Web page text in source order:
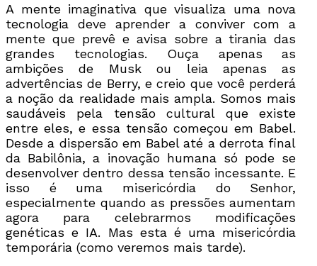
A mente imaginativa que visualiza uma nova
tecnologia deve aprender a conviver com a
mente que prevê e avisa sobre a tirania das
grandes tecnologias. Ouça apenas as
ambições de Musk ou leia apenas as
advertências de Berry, e creio que você perderá
a noção da realidade mais ampla. Somos mais
saudáveis pela tensão cultural que existe
entre eles, e essa tensão começou em Babel.
Desde a dispersão em Babel até a derrota final
da Babilônia, a inovação humana só pode se
desenvolver dentro dessa tensão incessante. E
isso é uma misericórdia do Senhor,
especialmente quando as pressões aumentam
agora para celebrarmos modificações
genéticas e IA. Mas esta é uma misericórdia
temporária (como veremos mais tarde).